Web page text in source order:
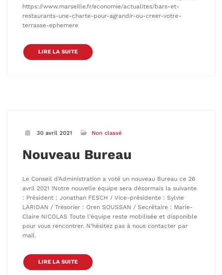
https://www.marseille.fr/economie/actualites/bars-et-
restaurants-une-charte-pour-agrandir-ou-creer-votre-
terrasse-ephemere
LIRE LA SUITE
30 avril 2021 Non classé
Nouveau Bureau
Le Conseil d’Administration a voté un nouveau Bureau ce 26
avril 2021 !Notre nouvelle équipe sera désormais la suivante
: Président : Jonathan FESCH / Vice-présidente : Sylvie
LARIDAN / Trésorier : Oren SOUSSAN / Secrétaire : Marie-
Claire NICOLAS Toute l’équipe reste mobilisée et disponible
pour vous rencontrer. N’hésitez pas à nous contacter par
mail.
LIRE LA SUITE